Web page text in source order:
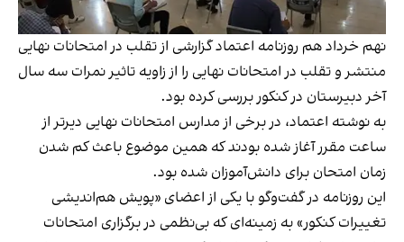
نهم خرداد هم روزنامه اعتماد گزارشی از تقلب در امتحانات نهایی
منتشر و تقلب در امتحانات نهایی را از زاویه تاثیر نمرات سه سال
آخر دبیرستان در کنکور بررسی کرده بود.
به نوشته اعتماد، در برخی از مدارس امتحانات نهایی دیرتر از
ساعت مقرر آغاز شده بودند که همین موضوع باعث کم شدن
زمان امتحان برای دانش‌آموزان شده بود.
این روزنامه در گفت‌وگو با یکی از اعضای «پويش هم‌انديشی
تغييرات كنكور» به زمینه‌ای که بی‌نظمی در برگزاری امتحانات